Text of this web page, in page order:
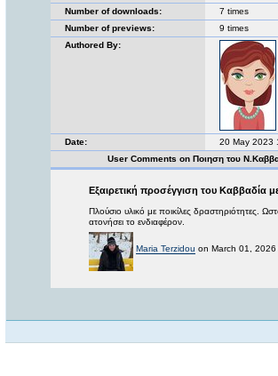
Number of downloads:
7 times
Number of previews:
9 times
Authored By:
Date:
20 May 2023
User Comments on Ποιηση του
Εξαιρετική προσέγγιση του Καββαδία
Πλούσιο υλικό με ποικίλες δραστηριότητες.
ατονήσει το ενδιαφέρον.
Maria Terzidou on March 01, 2026